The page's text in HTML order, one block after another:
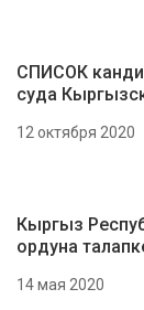
СПИСОК
суда
12 октября 2020
Кыргыз
ордуна
14 мая 2020